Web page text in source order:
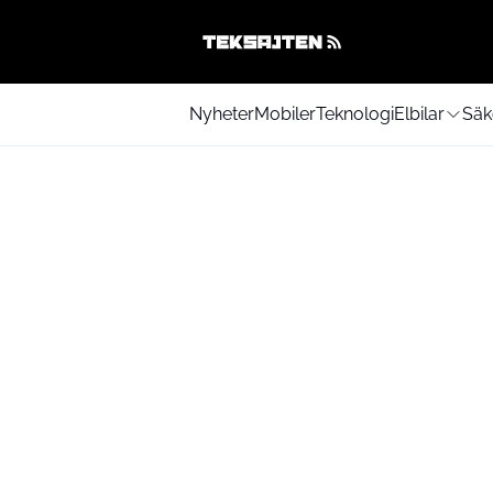
NyheterMobilerTeknologiElbilar